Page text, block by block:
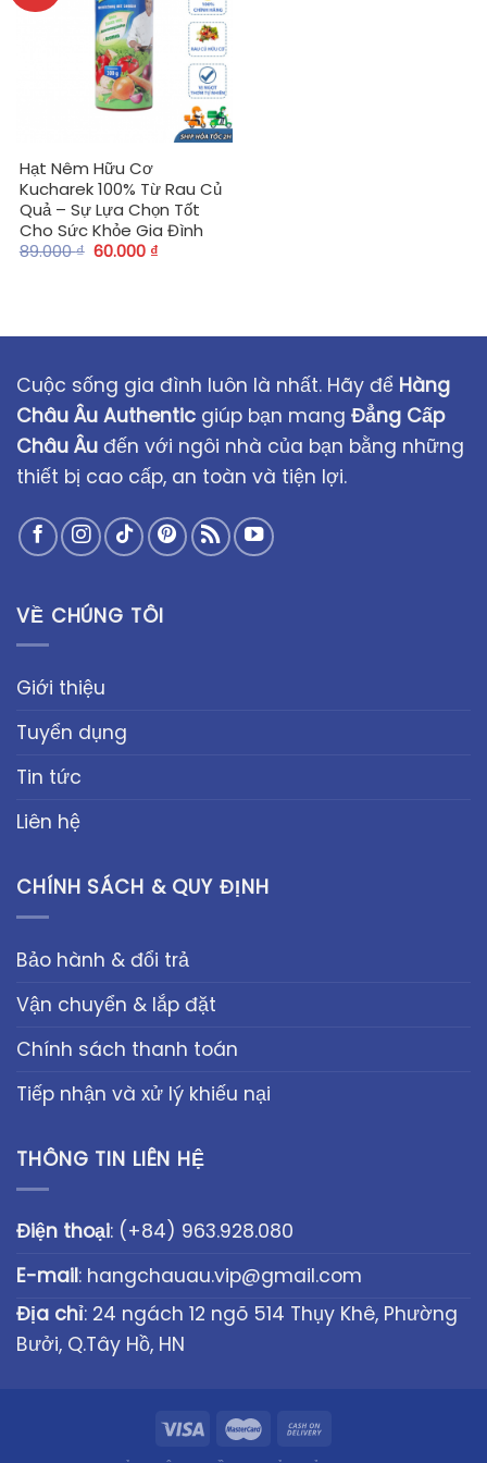
Hạt Nêm Hữu Cơ
Kucharek 100% Từ Rau Củ
Quả – Sự Lựa Chọn Tốt
Cho Sức Khỏe Gia Đình
89.000₫ 60.000 ₫
Cuộc sống gia đình luôn là nhất. Hãy để Hàng
Châu Âu Authentic giúp bạn mang Đẳng Cấp
Châu Âu đến với ngôi nhà của bạn bằng những
thiết bị cao cấp, an toàn và tiện lợi.
VỀ CHÚNG TÔI
Giới thiệu
Tuyển dụng
Tin tức
Liên hệ
CHÍNH SÁCH & QUY ĐỊNH
Bảo hành & đổi trả
Vận chuyển & lắp đặt
Chính sách thanh toán
Tiếp nhận và xử lý khiếu nại
THÔNG TIN LIÊN HỆ
Điện thoại: (+84) 963.928.080
E-mail: hangchauau.vip@gmail.com
Địa chỉ: 24 ngách 12 ngõ 514 Thụy Khê, Phường
Bưởi, Q.Tây Hồ, HN